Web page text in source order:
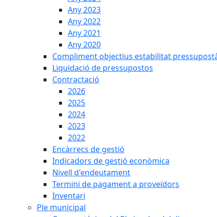
Any 2023
Any 2022
Any 2021
Any 2020
Compliment objectius estabilitat
Liquidació de pressupostos
Contractació
2026
2025
2024
2023
2022
Encàrrecs de gestió
Indicadors de gestió econòmica
Nivell d'endeutament
Termini de pagament a proveïdors
Inventari
Ple municipal